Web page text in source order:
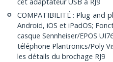
COMPATIBILITÉ : Plug-and-
Android, iOS et iPadOS;
casque Sennheiser/EPOS
téléphone Plantronics/Poly
les détails du brochage RJ9